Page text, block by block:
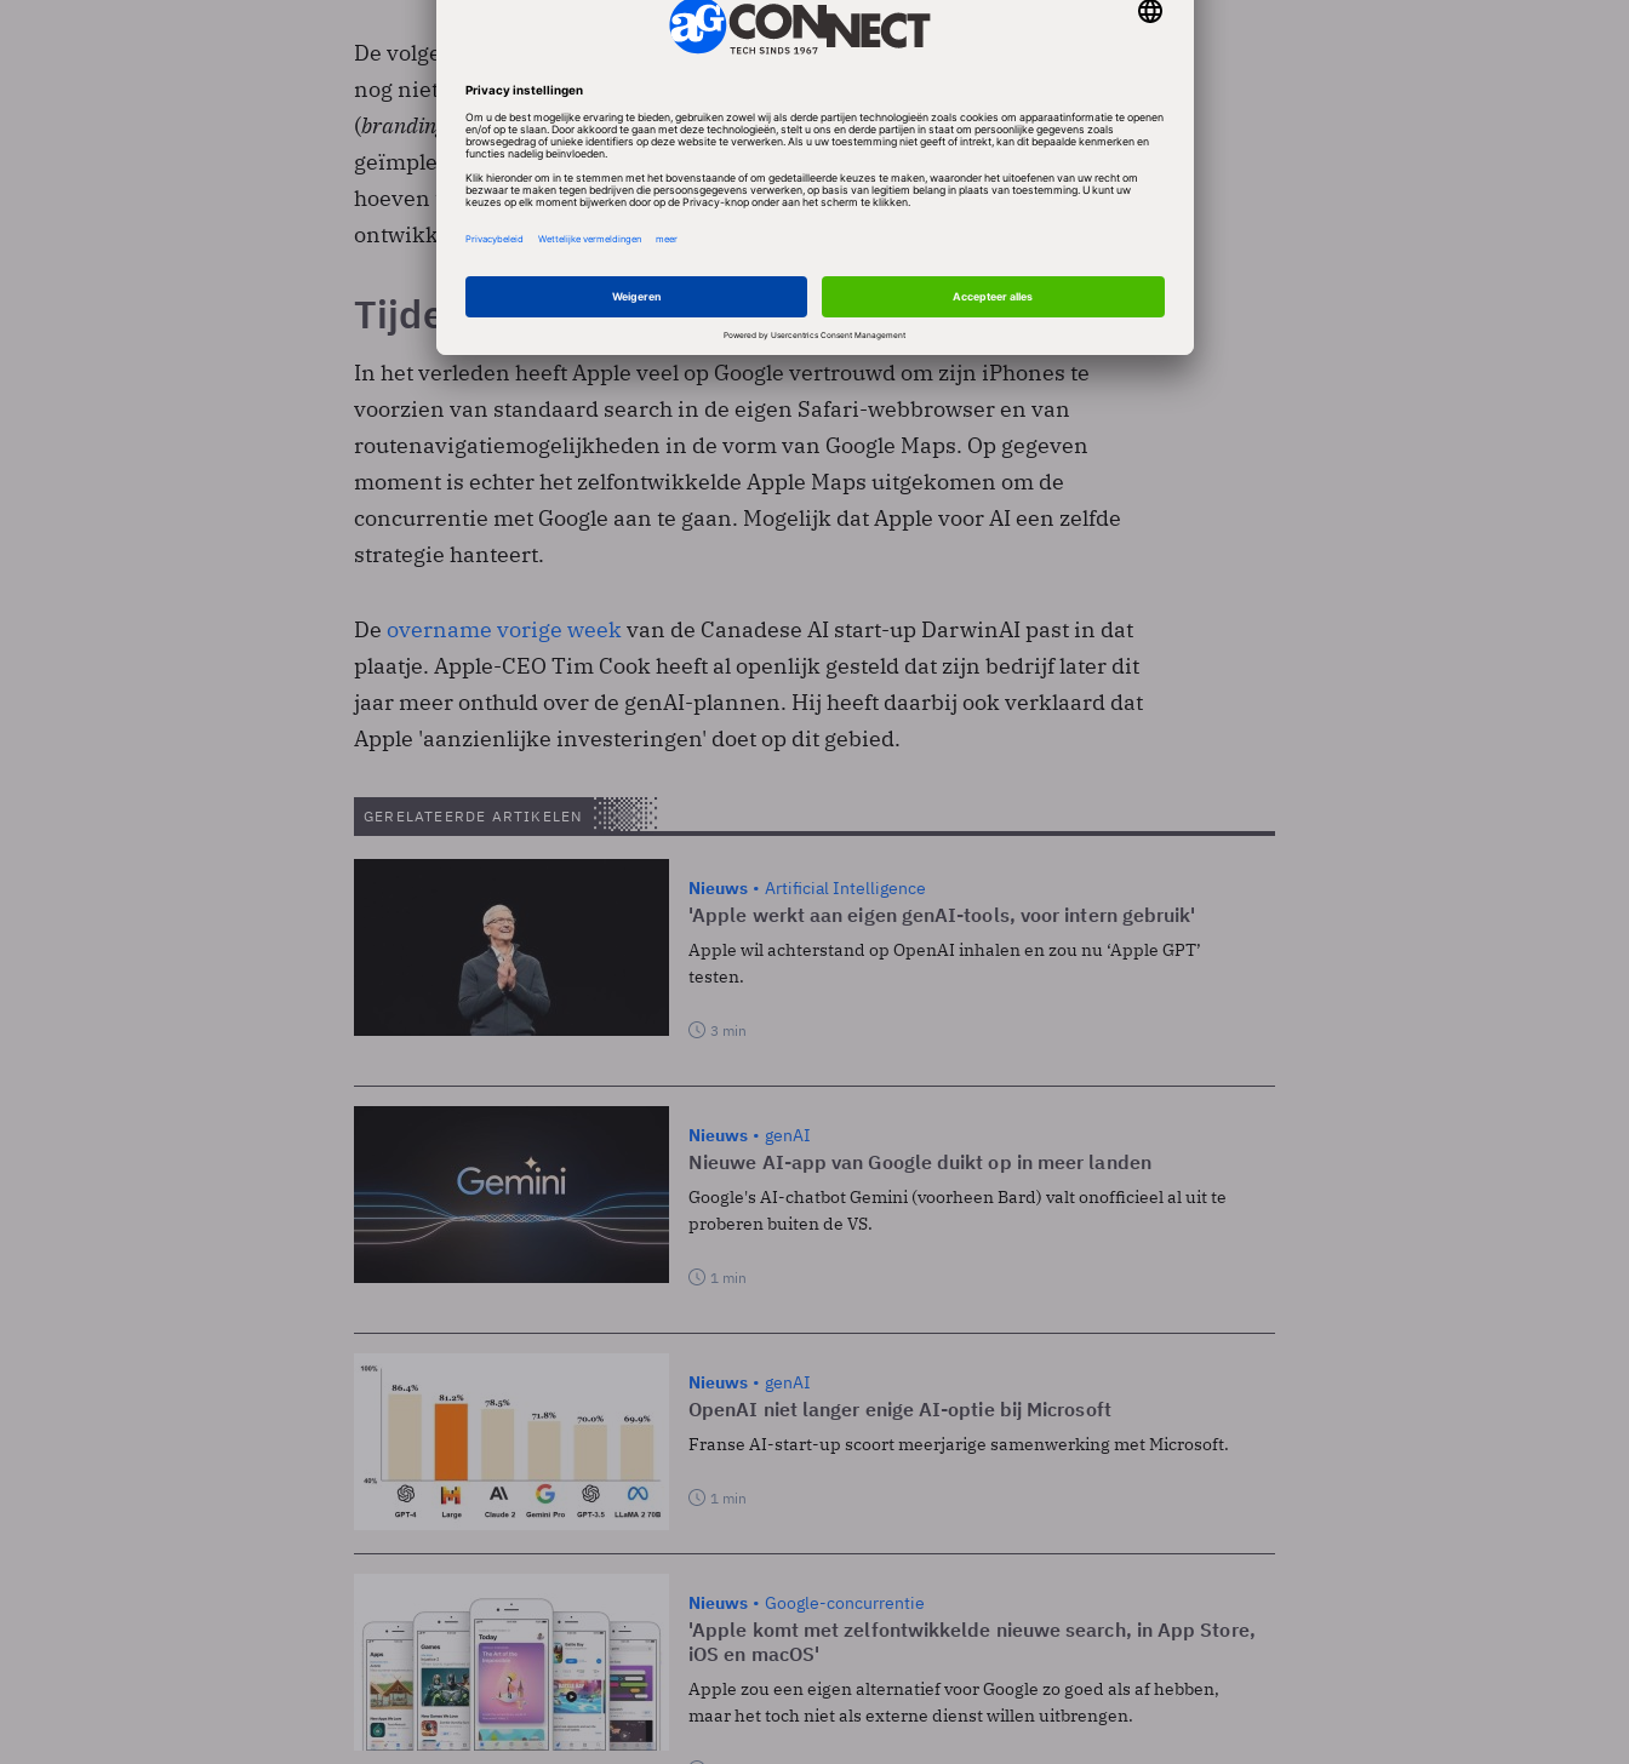
De volgens Bloomberg lopende gesprekken tussen Apple en Google hebben
nog niet details uitgewerkt zoals de exacte voorwaarden en de naamsgeving
(branding
). Ook is nog onbekend hoe Google's Gemini dan zou worden
geïmplementeerd in of op iOS. Een eventuele deal zou pas tegen juni rond
hoeven te zijn, om dan aangekondigd te kunnen worden op Apple's
ontwikkelaarsconferentie WWDC.
Tijdelijk partnerschap?
In het verleden heeft Apple veel op Google vertrouwd om zijn iPhones te
voorzien van standaard search in de eigen Safari-webbrowser en van
routenavigatiemogelijkheden in de vorm van Google Maps. Op gegeven
moment is echter het zelfontwikkelde Apple Maps uitgekomen om de
concurrentie met Google aan te gaan. Mogelijk dat Apple voor AI een zelfde
strategie hanteert.
De overname vorige week van de Canadese AI start-up DarwinAI past in dat
plaatje. Apple-CEO Tim Cook heeft al openlijk gesteld dat zijn bedrijf later dit
jaar meer onthuld over de genAI-plannen. Hij heeft daarbij ook verklaard dat
Apple 'aanzienlijke investeringen' doet op dit gebied.
GERELATEERDE ARTIKELEN
Nieuws Artificial Intelligence
'Apple werkt aan eigen genAI-tools, voor intern gebruik'
Apple wil achterstand op OpenAI inhalen en zou nu ‘Apple GPT’
testen.
3 min
Nieuws genAI
Nieuwe AI-app van Google duikt op in meer landen
Google's AI-chatbot Gemini (voorheen Bard) valt onofficieel al uit te
proberen buiten de VS.
1 min
Nieuws genAI
OpenAI niet langer enige AI-optie bij Microsoft
Franse AI-start-up scoort meerjarige samenwerking met Microsoft.
1 min
Nieuws Google-concurrentie
'Apple komt met zelfontwikkelde nieuwe search, in App Store,
iOS en macOS'
Apple zou een eigen alternatief voor Google zo goed als af hebben,
maar het toch niet als externe dienst willen uitbrengen.